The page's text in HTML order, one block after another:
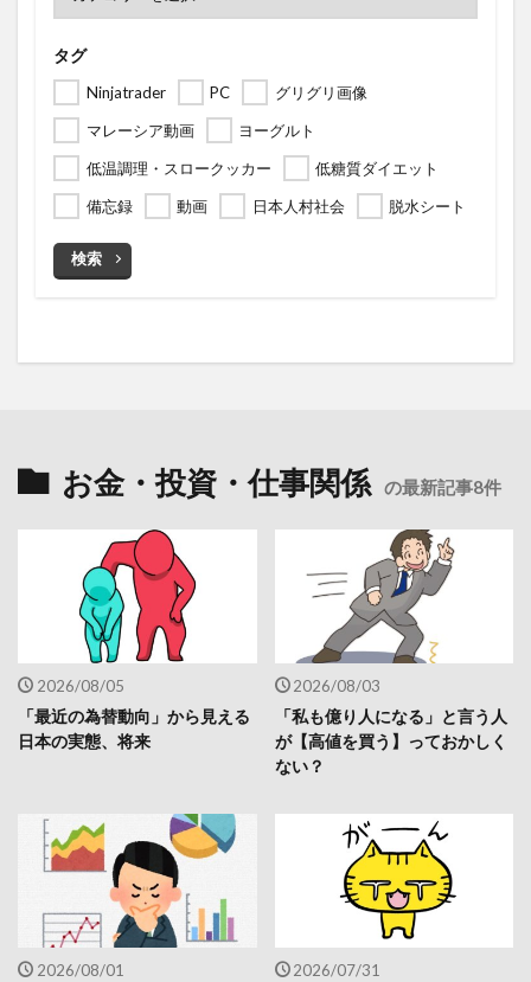
タグ
Ninjatrader PC
グリグリ画像
マレーシア動画
ヨーグルト
低温調理・スロークッカー
低糖質ダイエット
備忘録
動画 日本人村社会 脱水シート
検索
お金・投資・仕事関係 の最新記事8件
2026/08/05
「最近の為替動向」から見える
日本の実態、将来
2026/08/03
「私も億り人になる」と言う人
が【高値を買う】っておかしく
ない？
2026/08/01 2026/07/31